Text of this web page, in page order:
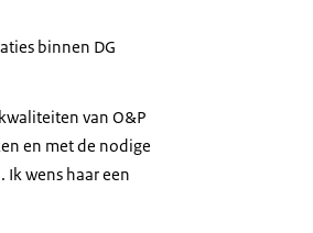
binnen DG
van O&P
en met de nodige
wens haar een